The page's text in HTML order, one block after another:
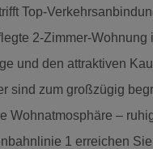
Top-
2-Zimmer-
und den attraktiven
sind zum großzügig
Wohnatmosphäre –
1 erreichen